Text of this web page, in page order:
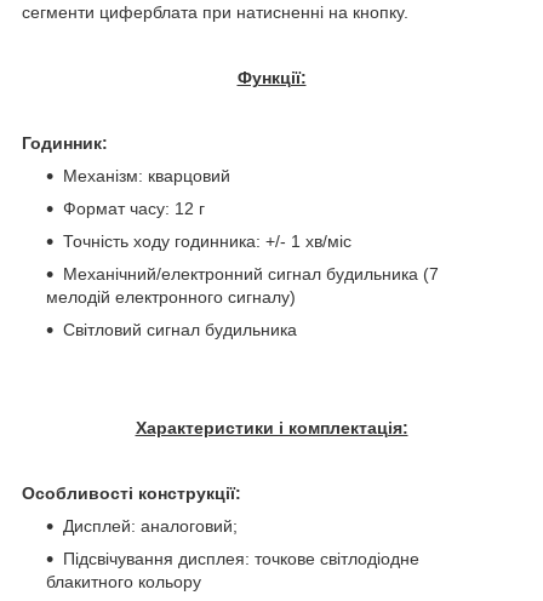
сегменти циферблата при натисненні на кнопку.
Функції:
Годинник:
Механізм: кварцовий
Формат часу: 12 г
Точність ходу годинника: +/- 1 хв/міс
Механічний/електронний сигнал будильника (7
мелодій електронного сигналу)
Світловий сигнал будильника
Характеристики і комплектація:
Особливості конструкції:
Дисплей: аналоговий;
Підсвічування дисплея: точкове світлодіодне
блакитного кольору